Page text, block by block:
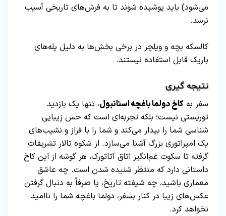
می‌شود) باید پوشیده شوند تا به فرش‌های تاریخی آسیب
نرسد.
کالسکه بچه و ویلچر در برخی بخش‌ها به دلیل پله‌های
باریک قابل استفاده نیستند.
نتیجه‌ گیری
سفر به کاخ دولما باغچه استانبول، تنها یک بازدید
توریستی نیست؛ بلکه تجربه‌ای است که حس زیبایی‌
شناسی شما را بیدار می‌کند و شما را با فراز و نشیب‌های
یک امپراتوری بزرگ آشنا می‌سازد. از شکوه تالار تشریفات
گرفته تا سکوت غم‌انگیز اتاق آتاتورک، هر گوشه از این کاخ
داستانی دارد که منتظر شنیده شدن است. چه عاشق
معماری باشید، چه شیفته تاریخ، یا صرفاً به دنبال گرفتن
عکس‌های زیبا در کنار بسفر، دولما باغچه شما را ناامید
نخواهد کرد.